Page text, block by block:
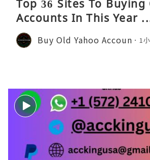
Top 36 Sites To
Accounts In This Year
Buy Old Yahoo Accoun 1